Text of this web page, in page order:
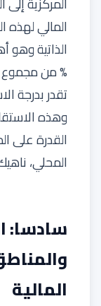
المالي لهذه
% من مجموع
تقدر بدرجة
القدرة على
المحلي،
سادسا:
المالية